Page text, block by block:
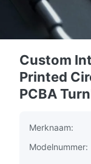
Custom
Printed
PCBA
Merknaam:
Modelnummer: